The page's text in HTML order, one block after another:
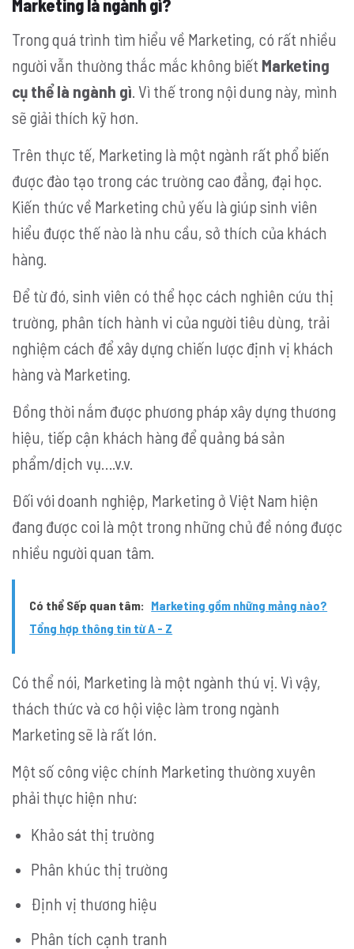
Marketing là ngành gì?
Trong quá trình tìm hiểu về Marketing, có rất nhiều
người vẫn thường thắc mắc không biết Marketing
cụ thể là ngành gì . Vì thế trong nội dung này, mình
sẽ giải thích kỹ hơn.
Trên thực tế, Marketing là một ngành rất phổ biến
được đào tạo trong các trường cao đẳng, đại học.
Kiến thức về Marketing chủ yếu là giúp sinh viên
hiểu được thế nào là nhu cầu, sở thích của khách
hàng.
Để từ đó, sinh viên có thể học cách nghiên cứu thị
trường, phân tích hành vi của người tiêu dùng, trải
nghiệm cách để xây dựng chiến lược định vị khách
hàng và Marketing.
Đồng thời nắm được phương pháp xây dựng thương
hiệu, tiếp cận khách hàng để quảng bá sản
phẩm/dịch vụ….v.v.
Đối với doanh nghiệp, Marketing ở Việt Nam hiện
đang được coi là một trong những chủ đề nóng được
nhiều người quan tâm.
Có thể Sếp quan tâm: Marketing gồm những mảng nào?
Tổng hợp thông tin từ A - Z
Có thể nói, Marketing là một ngành thú vị. Vì vậy,
thách thức và cơ hội việc làm trong ngành
Marketing sẽ là rất lớn.
Một số công việc chính Marketing thường xuyên
phải thực hiện như:
Khảo sát thị trường
Phân khúc thị trường
Định vị thương hiệu
Phân tích cạnh tranh